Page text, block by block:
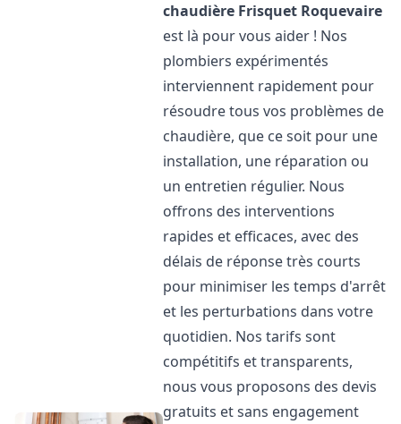
chaudière Frisquet Roquevaire
est là pour vous aider ! Nos
plombiers expérimentés
interviennent rapidement pour
résoudre tous vos problèmes de
chaudière, que ce soit pour une
installation, une réparation ou
un entretien régulier. Nous
offrons des interventions
rapides et efficaces, avec des
délais de réponse très courts
pour minimiser les temps d'arrêt
et les perturbations dans votre
quotidien. Nos tarifs sont
compétitifs et transparents,
nous vous proposons des devis
gratuits et sans engagement